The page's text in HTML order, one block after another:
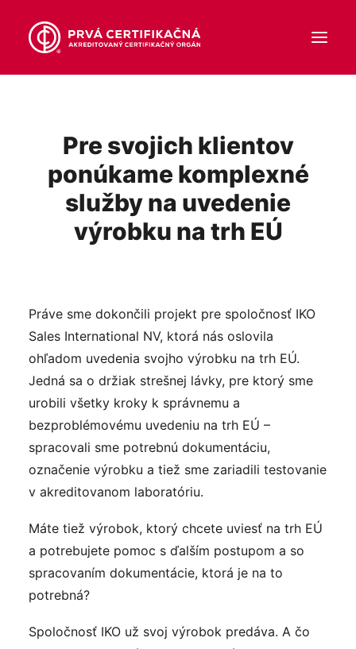
CERTIFIKÁCIA
VYHLÁSENIE O ZHODE
AKTUALITY
KONTAKT
SK
Pre svojich klientov
ponúkame komplexné
služby na uvedenie
výrobku na trh EÚ
Práve sme dokončili projekt pre spoločnosť IKO
Sales International NV, ktorá nás oslovila
ohľadom uvedenia svojho výrobku na trh EÚ.
Jedná sa o držiak strešnej lávky, pre ktorý sme
urobili všetky kroky k správnemu a
bezproblémovému uvedeniu na trh EÚ –
spracovali sme potrebnú dokumentáciu,
označenie výrobku a tiež sme zariadili testovanie
v akreditovanom laboratóriu.
Máte tiež výrobok, ktorý chcete uviesť na trh EÚ
a potrebujete pomoc s ďalším postupom a so
spracovaním dokumentácie, ktorá je na to
potrebná?
Spoločnosť IKO už svoj výrobok predáva. A čo